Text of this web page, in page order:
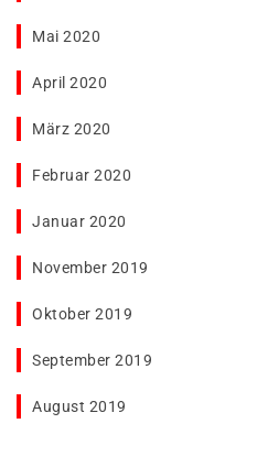
Mai 2020
April 2020
März 2020
Februar 2020
Januar 2020
November 2019
Oktober 2019
September 2019
August 2019